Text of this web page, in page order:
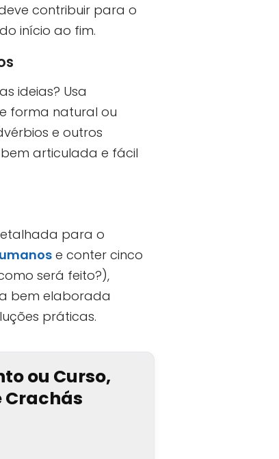
contribuir para o
início ao fim.
ideias? Usa
forma natural ou
e outros
articulada e fácil
para o
e conter cinco
será feito?),
bem elaborada
práticas.
ou Curso,
Crachás